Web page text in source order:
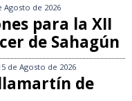
Agosto de 2026
para la XII
de Sahagún
de Agosto de 2026
de